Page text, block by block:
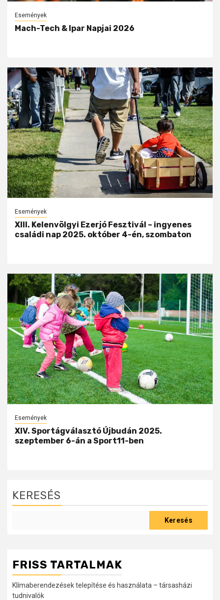
Események
Mach-Tech & Ipar Napjai 2026
Események
XIII. Kelenvölgyi Ezerjó Fesztivál – ingyenes
családi nap 2025. október 4-én, szombaton
Események
XIV. Sportágválasztó Újbudán 2025.
szeptember 6-án a Sport11-ben
KERESÉS
Keresés
FRISS TARTALMAK
Klímaberendezések telepítése és használata – társasházi
tudnivalók